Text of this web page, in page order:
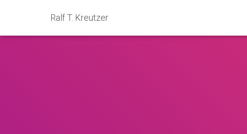
Ralf T. Kreutzer